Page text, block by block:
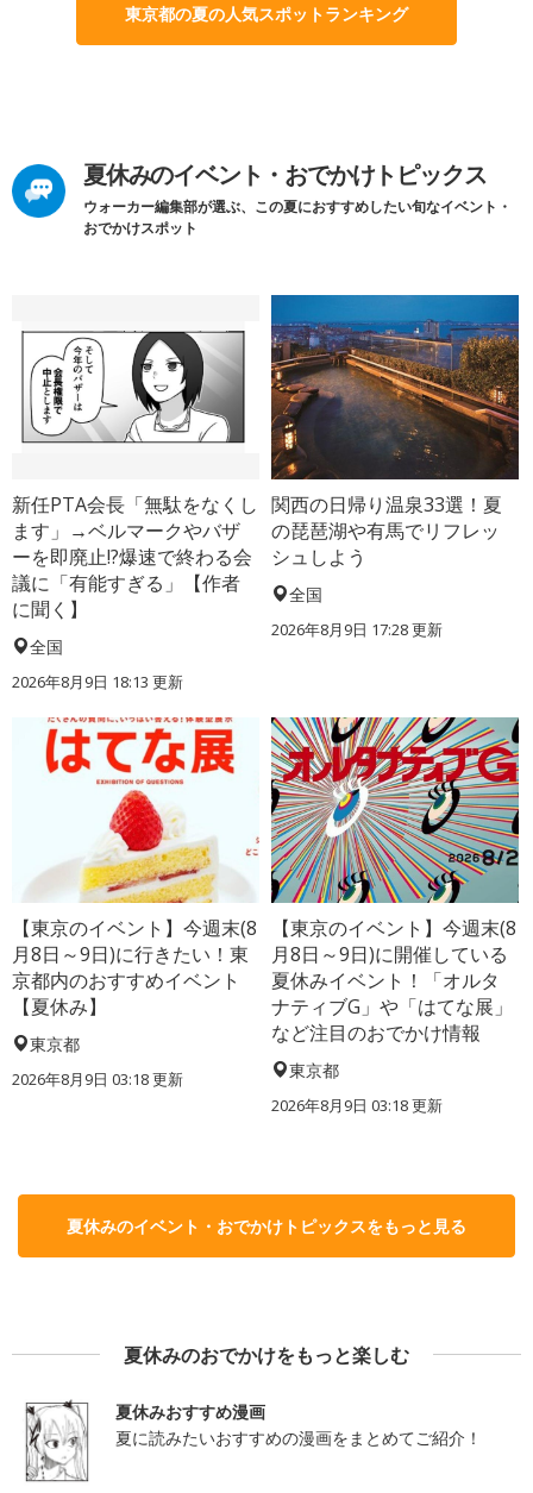
東京都の夏の人気スポットランキング
夏休みのイベント・おでかけトピックス
ウォーカー編集部が選ぶ、この夏におすすめしたい旬なイベント・
おでかけスポット
新任PTA会長「無駄をなくし
ます」→ベルマークやバザ
ーを即廃止!?爆速で終わる会
議に「有能すぎる」【作者
に聞く】
全国
2026年8月9日 18:13 更新
関西の日帰り温泉33選！夏
の琵琶湖や有馬でリフレッ
シュしよう
全国
2026年8月9日 17:28更新
【東京のイベント】今週末(8
月8日～9日)に行きたい！東
京都内のおすすめイベント
【夏休み】
東京都
2026年8月9日 03:18更新
【東京のイベント】今週末(8
月8日～9日)に開催している
夏休みイベント！「オルタ
ナティブG」や「はてな展」
など注目のおでかけ情報
東京都
2026年8月9日 03:18更新
夏休みのイベント・おでかけトピックスをもっと見る
夏休みのおでかけをもっと楽しむ
夏休みおすすめ漫画
夏に読みたいおすすめの漫画をまとめてご紹介！